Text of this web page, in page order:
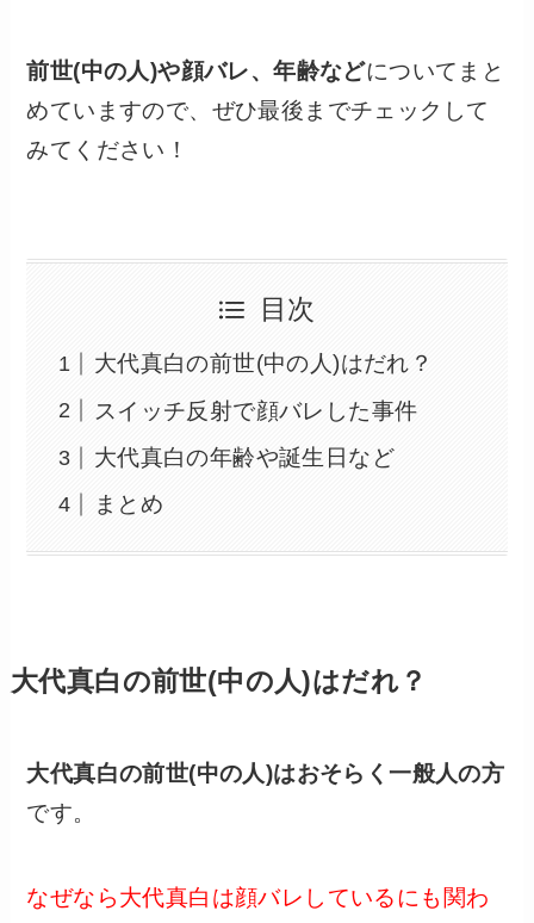
前世(中の人)や顔バレ、年齢などについてまと
めていますので、ぜひ最後までチェックして
みてください！
目次
大代真白の前世(中の人)はだれ？
スイッチ反射で顔バレした事件
大代真白の年齢や誕生日など
まとめ
大代真白の前世(中の人)はだれ？
大代真白の前世(中の人)はおそらく一般人の方
です。
なぜなら大代真白は顔バレしているにも関わ